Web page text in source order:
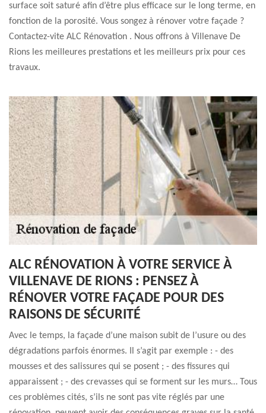
surface soit saturé afin d’être plus efficace sur le long terme, en
fonction de la porosité. Vous songez à rénover votre façade ?
Contactez-vite ALC Rénovation . Nous offrons à Villenave De
Rions les meilleures prestations et les meilleurs prix pour ces
travaux.
ALC RÉNOVATION À VOTRE SERVICE À
VILLENAVE DE RIONS : PENSEZ À
RÉNOVER VOTRE FAÇADE POUR DES
RAISONS DE SÉCURITÉ
Avec le temps, la façade d’une maison subit de l’usure ou des
dégradations parfois énormes. Il s’agit par exemple : - des
mousses et des salissures qui se posent ; - des fissures qui
apparaissent ; - des crevasses qui se forment sur les murs… Tous
ces problèmes cités, s’ils ne sont pas vite réglés par une